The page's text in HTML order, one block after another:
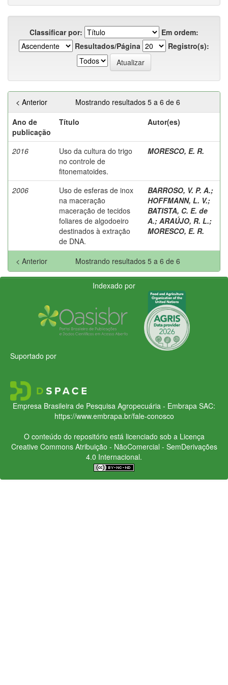
Classificar por:
Em ordem:
Resultados/Página
Registro(s):
Mostrando resultados 5 a 6 de 6
< Anterior
Ano de
publicação
Título Autor(es)
2016
Uso da cultura do trigo
no controle de
fitonematoides.
MORESCO, E. R.
2006
Uso de esferas de inox
na maceração
maceração de tecidos
foliares de algodoeiro
destinados à extração
de DNA.
BARROSO, V. P. A.;
HOFFMANN, L. V.;
BATISTA, C. E. de
A.; ARAÚJO, R. L.;
MORESCO, E. R.
Mostrando resultados 5 a 6 de 6
< Anterior
Indexado por
Suportado por
Empresa Brasileira de Pesquisa Agropecuária - Embrapa SAC:
https://www.embrapa.br/fale-conosco
O conteúdo do repositório está licenciado sob a Licença
Creative CommonsAtribuição - NãoComercial - SemDerivações
4.0 Internacional.